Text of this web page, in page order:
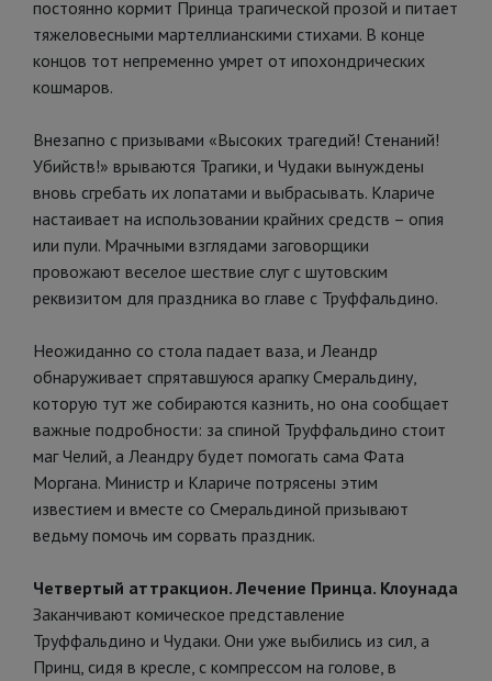
постоянно кормит Принца трагической прозой и питает
тяжеловесными мартеллианскими стихами. В конце
концов тот непременно умрет от ипохондрических
кошмаров.
Внезапно с призывами «Высоких трагедий! Стенаний!
Убийств!» врываются Трагики, и Чудаки вынуждены
вновь сгребать их лопатами и выбрасывать. Клариче
настаивает на использовании крайних средств – опия
или пули. Мрачными взглядами заговорщики
провожают веселое шествие слуг с шутовским
реквизитом для праздника во главе с Труффальдино.
Неожиданно со стола падает ваза, и Леандр
обнаруживает спрятавшуюся арапку Смеральдину,
которую тут же собираются казнить, но она сообщает
важные подробности: за спиной Труффальдино стоит
маг Челий, а Леандру будет помогать сама Фата
Моргана. Министр и Клариче потрясены этим
известием и вместе со Смеральдиной призывают
ведьму помочь им сорвать праздник.
Четвертый аттракцион. Лечение Принца. Клоунада
Заканчивают комическое представление
Труффальдино и Чудаки. Они уже выбились из сил, а
Принц, сидя в кресле, с компрессом на голове, в